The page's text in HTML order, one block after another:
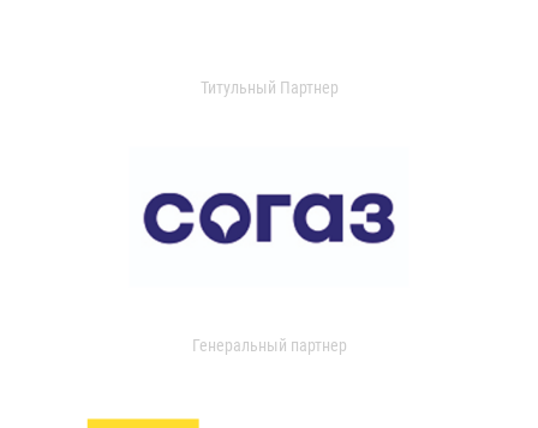
Титульный Партнер
Генеральный партнер